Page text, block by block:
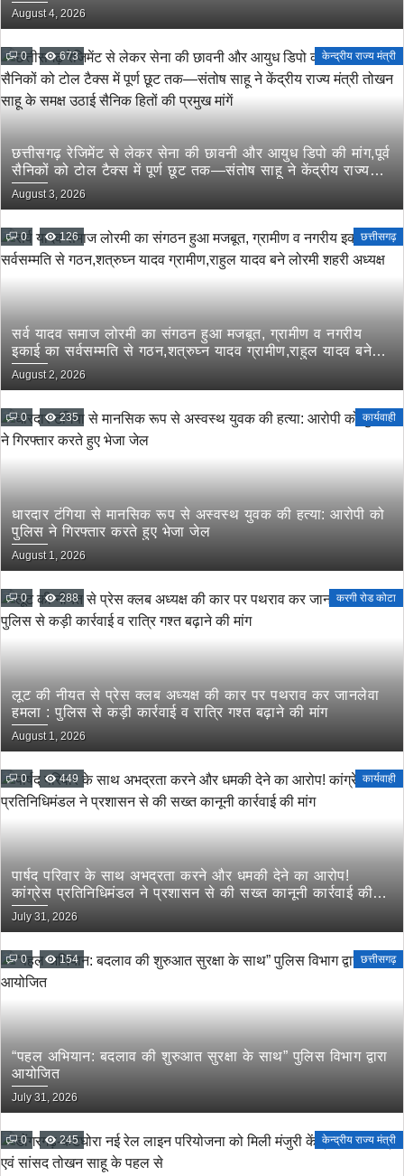
August 4, 2026
0 673 केन्द्रीय राज्य मंत्री
छत्तीसगढ़ रेजिमेंट से लेकर सेना की छावनी और आयुध डिपो की मांग,पूर्व
सैनिकों को टोल टैक्स में पूर्ण छूट तक—संतोष साहू ने केंद्रीय राज्य
मंत्री तोखन साहू के समक्ष उठाई सैनिक हितों की प्रमुख मांगें
August 3, 2026
0 126 छत्तीसगढ़
सर्व यादव समाज लोरमी का संगठन हुआ मजबूत, ग्रामीण व नगरीय
इकाई का सर्वसम्मति से गठन,शत्रुघ्न यादव ग्रामीण,राहुल यादव बने
लोरमी शहरी अध्यक्ष
August 2, 2026
0 235 कार्यवाही
धारदार टंगिया से मानसिक रूप से अस्वस्थ युवक की हत्या: आरोपी को
पुलिस ने गिरफ्तार करते हुए भेजा जेल
August 1, 2026
0 288 करगी रोड कोटा
लूट की नीयत से प्रेस क्लब अध्यक्ष की कार पर पथराव कर जानलेवा
हमला : पुलिस से कड़ी कार्रवाई व रात्रि गश्त बढ़ाने की मांग
August 1, 2026
0 449 कार्यवाही
पार्षद परिवार के साथ अभद्रता करने और धमकी देने का आरोप!
कांग्रेस प्रतिनिधिमंडल ने प्रशासन से की सख्त कानूनी कार्रवाई की
मांग
July 31, 2026
0 154 छत्तीसगढ़
“पहल अभियान: बदलाव की शुरुआत सुरक्षा के साथ” पुलिस विभाग द्वारा
आयोजित
July 31, 2026
0 245 केन्द्रीय राज्य मंत्री